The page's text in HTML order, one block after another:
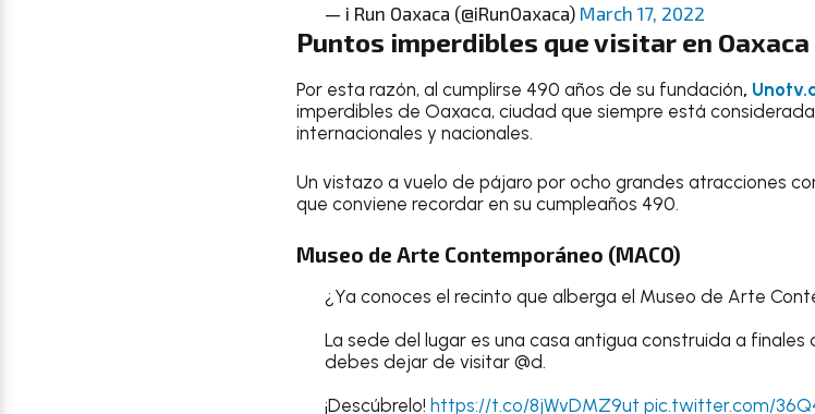
— i Run Oaxaca (@iRunOaxaca) March 17, 2022
Puntos imperdibles que visitar en Oaxaca
Por esta razón, al cumplirse 490 años de su fundación,
imperdibles de Oaxaca, ciudad que siempre está
internacionales y nacionales.
Un vistazo a vuelo de pájaro por ocho grandes atracciones
que conviene recordar en su cumpleaños 490.
Museo de Arte Contemporáneo (MACO)
¿Ya conoces el recinto que alberga el Museo de Arte
La sede del lugar es una casa antigua construida a finales
debes dejar de visitar @d.
¡Descúbrelo! https://t.co/8jWvDMZ9ut pic.twitter.com/